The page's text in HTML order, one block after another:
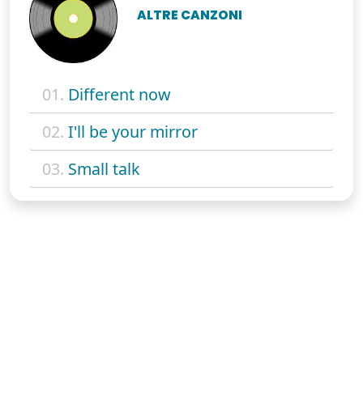
ALTRE CANZONI
01. Different now
02. I'll be your mirror
03. Small talk